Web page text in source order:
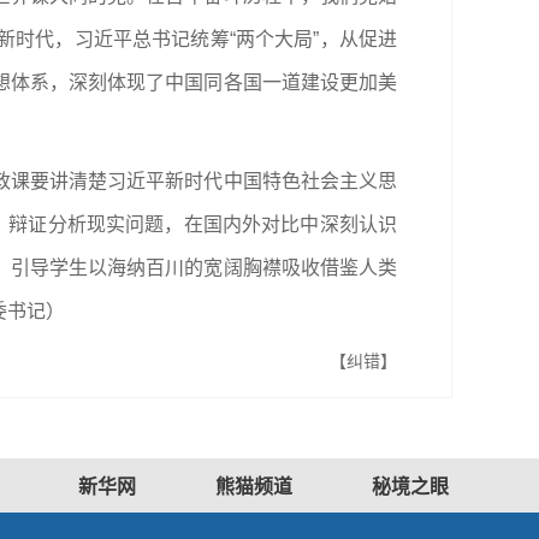
代，习近平总书记统筹“两个大局”，从促进
系，深刻体现了中国同各国一道建设更加美
要讲清楚习近平新时代中国特色社会主义思
证分析现实问题，在国内外对比中深刻认识
导学生以海纳百川的宽阔胸襟吸收借鉴人类
记）
【纠错】
新华网 熊猫频道 秘境之眼